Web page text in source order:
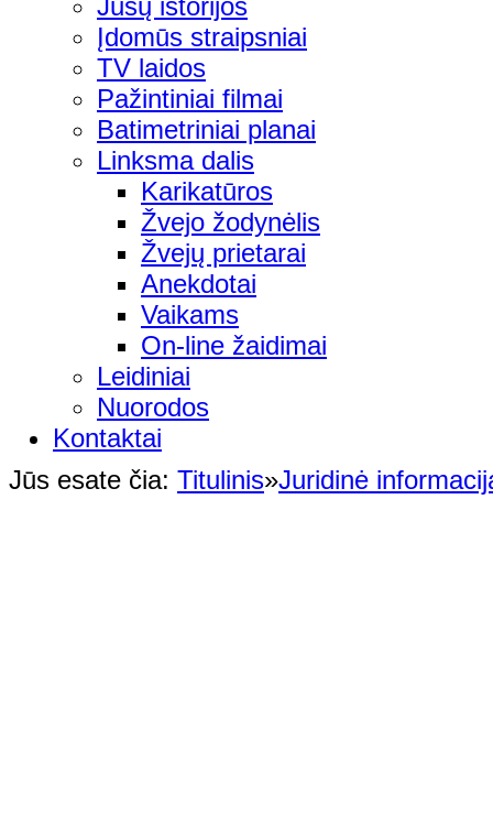
Įdomūs straipsniai
TV laidos
Pažintiniai filmai
Batimetriniai planai
Linksma dalis
Karikatūros
Žvejo žodynėlis
Žvejų prietarai
Anekdotai
Vaikams
On-line žaidimai
Leidiniai
Nuorodos
Kontaktai
Jūs esate čia: Titulinis»Juridinė